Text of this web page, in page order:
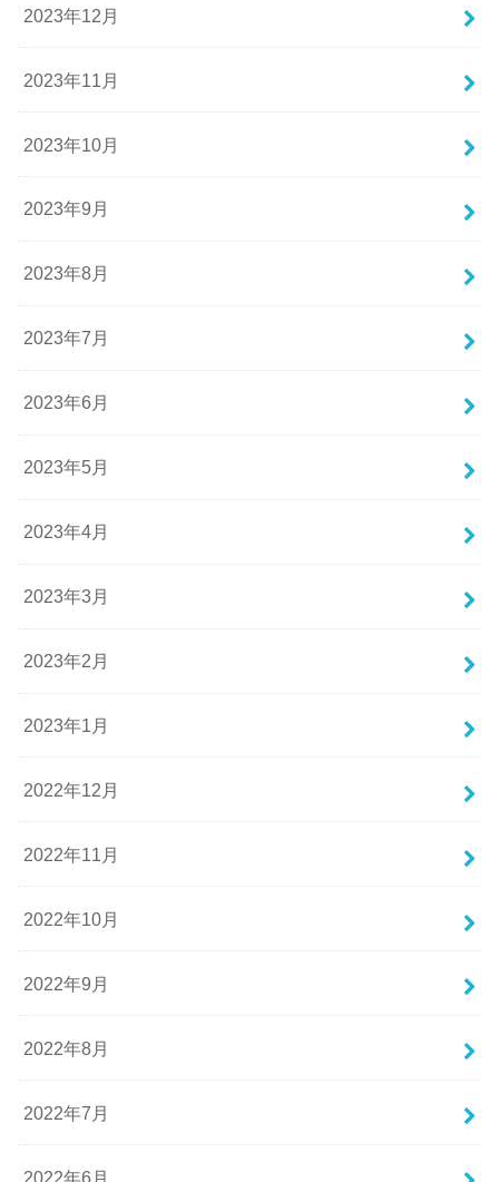
2023年12月
2023年11月
2023年10月
2023年9月
2023年8月
2023年7月
2023年6月
2023年5月
2023年4月
2023年3月
2023年2月
2023年1月
2022年12月
2022年11月
2022年10月
2022年9月
2022年8月
2022年7月
2022年6月